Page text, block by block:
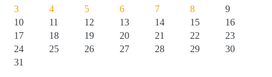
3
4 5 6 7 8
9
10
11 12 13 14 15
16
17
18 19 20 21 22
23
24
25 26 27 28 29
30
31